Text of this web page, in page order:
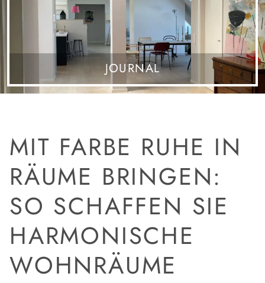
JOURNAL
MIT FARBE RUHE IN
RÄUME BRINGEN:
SO SCHAFFEN SIE
HARMONISCHE
WOHNRÄUME